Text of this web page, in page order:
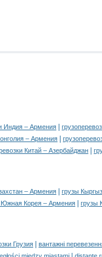
Индия – Армения
– Армения
Китай – Азербайджан
– Армения грузы
Южная Корея – Армения грузы
Грузия вантажні